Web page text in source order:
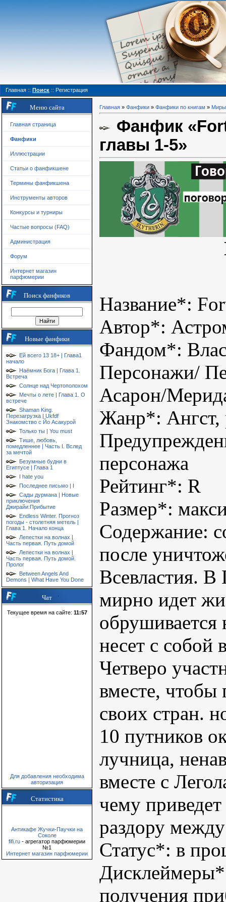
Главная :: Поиск :: Регистрация
Меню сайта
Главная страница
Фанфики
Иллюстрации
Статьи о фанфикшене
Термины фанфикшена
Инструменты авторов
Конкурсы и турниры
Частые вопросы (FAQ)
Администрация
Форум
Интернет магазин
парфюмерии
Поиск фанфиков
Новые фанфики
Ей всего 13 18+ | Глава1
начало
Наёмник Бога | Глава 1.
Встреча
Солнце над Чертополохом
Мечты о лете | Глава 1. О
встрече
Shaman King.
Перезагрузка | Ukfdf
Знакомство с Йо Асакурой
Только ты | You must
Тише, любовь,
помедленнее | Часть I. Вслед
за мечтой
Безумные будни в
Египтусе | Глава 1
I hate you
Последнее письмо | I
Сады дурмана | Новые
приключения
Джирайи:Прибытие
Endless Winter. Прогноз
погоды - столетняя метель |
Глава 1. Начало конца
Лепестки на волнах |
Часть первая. Путь домой
Лепестки на волнах |
Часть первая. Путь домой.
Пролог
Between Angels And
Demons | What Have You Done
Чат
Текущее время на сайте: 11:57
Для добавления необходима
авторизация
Статистика
Антикафе Жучки-Паучки на
Соколе
fifi.ru - агрегатор парфюмерии
№1
Интернет магазин парфюмерии
Главная » Фанфики » Фанфики по книгам » Миры
Фанфик
главы 1-5»
Название*:
Автор*:
Фандом*:
Персонажи/
Асарон/
Жанр*: Ангст,
персонажа
Рейтинг*: R
Размер*:
Содержание:
после
Всевластия. В
мирно идет
обрушивается
несет с собой
Четверо
вместе, чтобы
своих стран.
10 путников
лучница,
вместе с
чему
раздору
Статус*: в
получения